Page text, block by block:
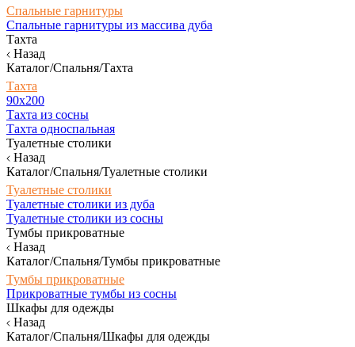
Спальные гарнитуры
Спальные гарнитуры из массива дуба
Тахта
Назад
Каталог/Спальня/Тахта
Тахта
90х200
Тахта из сосны
Тахта односпальная
Туалетные столики
Назад
Каталог/Спальня/Туалетные столики
Туалетные столики
Туалетные столики из дуба
Туалетные столики из сосны
Тумбы прикроватные
Назад
Каталог/Спальня/Тумбы прикроватные
Тумбы прикроватные
Прикроватные тумбы из сосны
Шкафы для одежды
Назад
Каталог/Спальня/Шкафы для одежды